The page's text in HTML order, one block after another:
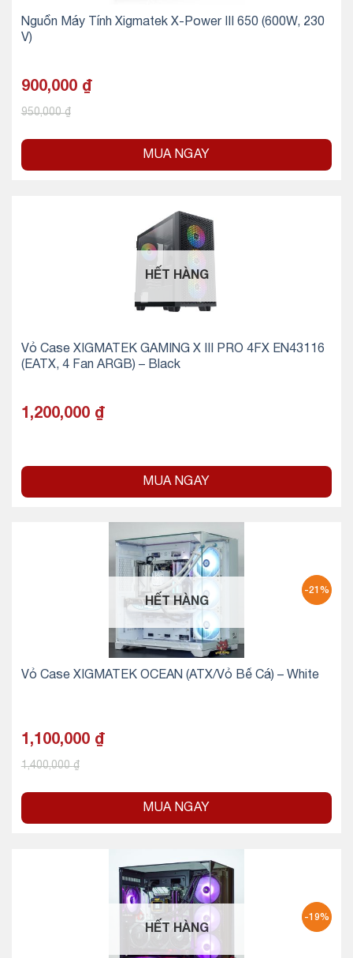
Nguồn Máy Tính Xigmatek X-Power III 650 (600W, 230
V)
900,000 ₫
950,000₫
MUA NGAY
HẾT HÀNG
Vỏ Case XIGMATEK GAMING X III PRO 4FX EN43116
(EATX, 4 Fan ARGB) – Black
1,200,000 ₫
MUA NGAY
-21%
HẾT HÀNG
Vỏ Case XIGMATEK OCEAN (ATX/Vỏ Bể Cá) – White
1,100,000 ₫
1,400,000₫
MUA NGAY
-19%
HẾT HÀNG